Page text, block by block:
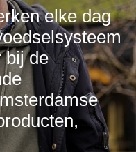
elke dag
bij de